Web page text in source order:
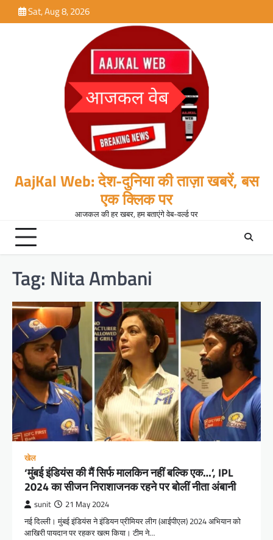
to
Sat, Aug 8, 2026
AajKal Web: देश-दुनिया की ताज़ा खबरें, बस
एक क्लिक पर
आजकल की हर खबर, हम बताएंगे वेब-वर्ल्ड पर
Tag: Nita Ambani
खेल
‘मुंबई इंडियंस की मैं सिर्फ मालकिन नहीं बल्कि एक…’, IPL
2024 का सीजन निराशाजनक रहने पर बोलीं नीता अंबानी
sunit 21 May 2024
नई दिल्ली। मुंबई इंडियंस ने इंडियन प्रीमियर लीग (आईपीएल) 2024 अभियान को
आखिरी पायदान पर रहकर खत्म किया। टीम ने…